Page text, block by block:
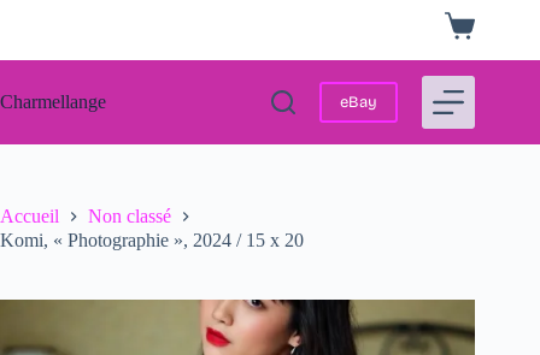
Panier
d’achat
Charmellange eBay
Accueil
Non classé
Komi, « Photographie », 2024 / 15 x 20